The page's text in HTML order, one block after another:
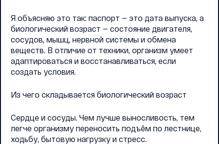
Я объясняю это так: паспорт — это дата выпуска, а
биологический возраст — состояние двигателя,
сосудов, мышц, нервной системы и обмена
веществ. В отличие от техники, организм умеет
адаптироваться и восстанавливаться, если
создать условия.
Из чего складывается биологический возраст
Сердце и сосуды. Чем лучше выносливость, тем
легче организму переносить подъём по лестнице,
ходьбу, бытовую нагрузку и стресс.